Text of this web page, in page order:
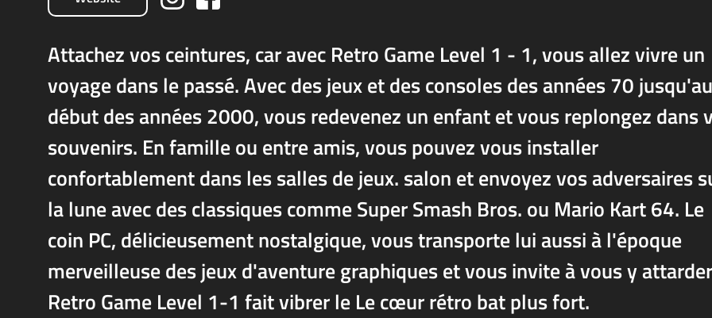
Attachez vos ceintures, car avec Retro Game Level 1 - 1, vous allez vivre un
voyage dans le passé. Avec des jeux et des consoles des années 70 jusqu'au
début des années 2000, vous redevenez un enfant et vous replongez dans
souvenirs. En famille ou entre amis, vous pouvez vous installer
confortablement dans les salles de jeux. salon et envoyez vos adversaires
la lune avec des classiques comme Super Smash Bros. ou Mario Kart 64. Le
coin PC, délicieusement nostalgique, vous transporte lui aussi à l'époque
merveilleuse des jeux d'aventure graphiques et vous invite à vous y
Retro Game Level 1-1 fait vibrer le Le cœur rétro bat plus fort.